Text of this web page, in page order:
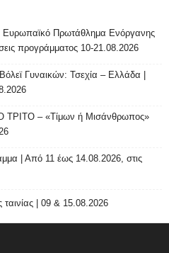
Πρωτάθλημα Ενόργανης
προγράμματος 10-21.08.2026
Γυναικών: Τσεχία – Ελλάδα |
– «Τίμων ή Μισάνθρωπος»
| Από 11 έως 14.08.2026, στις
| 09 & 15.08.2026